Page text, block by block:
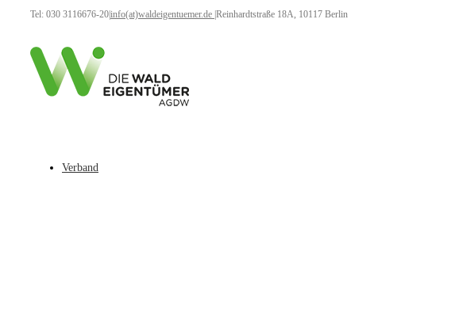
Tel: 030 3116676-20info(at)waldeigentuemer.de Reinhardtstraße 18A, 10117 Berlin
Verband